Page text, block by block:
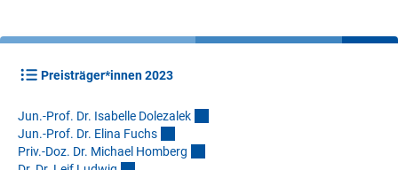
Preisträger*innen 2023
Jun.-Prof. Dr. Isabelle Dolezalek
Jun.-Prof. Dr. Elina Fuchs
Priv.-Doz. Dr. Michael Homberg